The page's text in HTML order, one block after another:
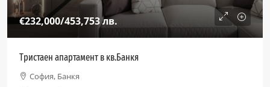
€232,000/453,753 лв.
Тристаен апартамент в кв.Банкя
София, Банкя